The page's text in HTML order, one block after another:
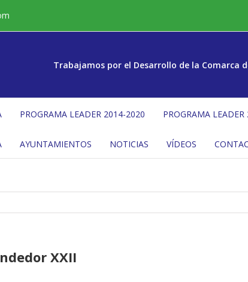
Trabajamos por el Desarrollo de la Comarca
PROGRAMA LEADER 2014-2020 PROGRAMA
AYUNTAMIENTOS NOTICIAS VÍDEOS
XXII